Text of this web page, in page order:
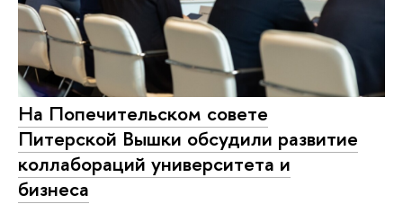
На Попечительском совете
Питерской Вышки обсудили развитие
коллабораций университета и
бизнеса